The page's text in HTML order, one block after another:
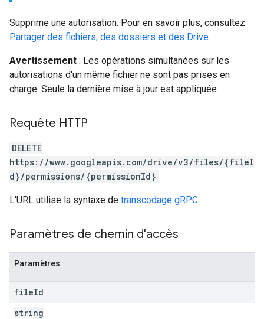
Supprime une autorisation. Pour en savoir plus, consultez
Partager des fichiers, des dossiers et des Drive.
Avertissement : Les opérations simultanées sur les
autorisations d'un même fichier ne sont pas prises en
charge. Seule la dernière mise à jour est appliquée.
Requête HTTP
DELETE
https://www.googleapis.com/drive/v3/files/{fileI
d}/permissions/{permissionId}
L'URL utilise la syntaxe de transcodage gRPC.
Paramètres de chemin d'accès
Paramètres
fileId
string